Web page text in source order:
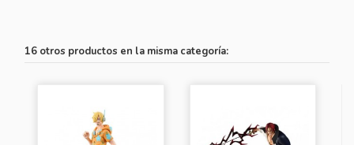
16 otros productos en la misma categoría: